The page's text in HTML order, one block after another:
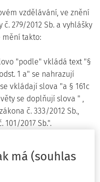
vzdělávání, ve znění
č. 279/2012 Sb. a vyhlášky
mění takto:
"podle" vkládá text "§
1 a" se nahrazují
vkládají slova "a § 161c
se doplňují slova " ,
č. 333/2012 Sb.,
101/2017 Sb.".
má (souhlas